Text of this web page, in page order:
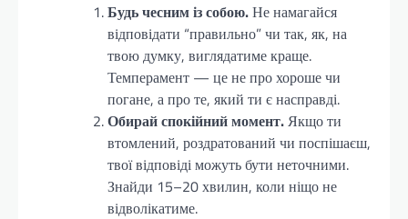
Будь чесним із собою.Не намагайся
відповідати “правильно” чи так, як, на
твою думку, виглядатиме краще.
Темперамент — це не про хороше чи
погане, а про те, який ти є насправді.
Обирай спокійний момент.Якщо ти
втомлений, роздратований чи поспішаєш,
твої відповіді можуть бути неточними.
Знайди 15–20 хвилин, коли ніщо не
відволікатиме.